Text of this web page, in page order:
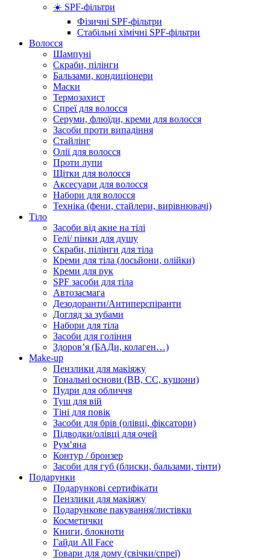
☀️ SPF-фільтри
Фізичні SPF-фільтри
Стабільні хімічні SPF-фільтри
Волосся
Шампуні
Скраби, пілінги
Бальзами, кондиціонери
Маски
Термозахист
Спреї для волосся
Серуми, флюїди, креми для волосся
Засоби проти випадіння
Стайлінг
Олії для волосся
Проти лупи
Щітки для волосся
Аксесуари для волосся
Набори для волосся
Техніка (фени, стайлери, вирівнювачі)
Тіло
Засоби від акне на тілі
Гелі/ пінки для душу
Скраби, пілінги для тіла
Креми для тіла (лосьйони, олійки)
Креми для рук
SPF засоби для тіла
Автозасмага
Дезодоранти/Антиперспіранти
Догляд за зубами
Набори для тіла
Засоби для гоління
Здоровʼя (БАДи, колаген…)
Make-up
Пензлики для макіяжу
Тональні основи (BB, CC, кушони)
Пудри для обличчя
Туш для вій
Тіні для повік
Засоби для брів (олівці, фіксатори)
Підводки/олівці для очей
Румʼяна
Контур / бронзер
Засоби для губ (блиски, бальзами, тінти)
Подарунки
Подарункові сертифікати
Пензлики для макіяжу
Подарункове пакування/листівки
Косметички
Книги, блокноти
Гайди All Face
Товари для дому (свічки/спреї)